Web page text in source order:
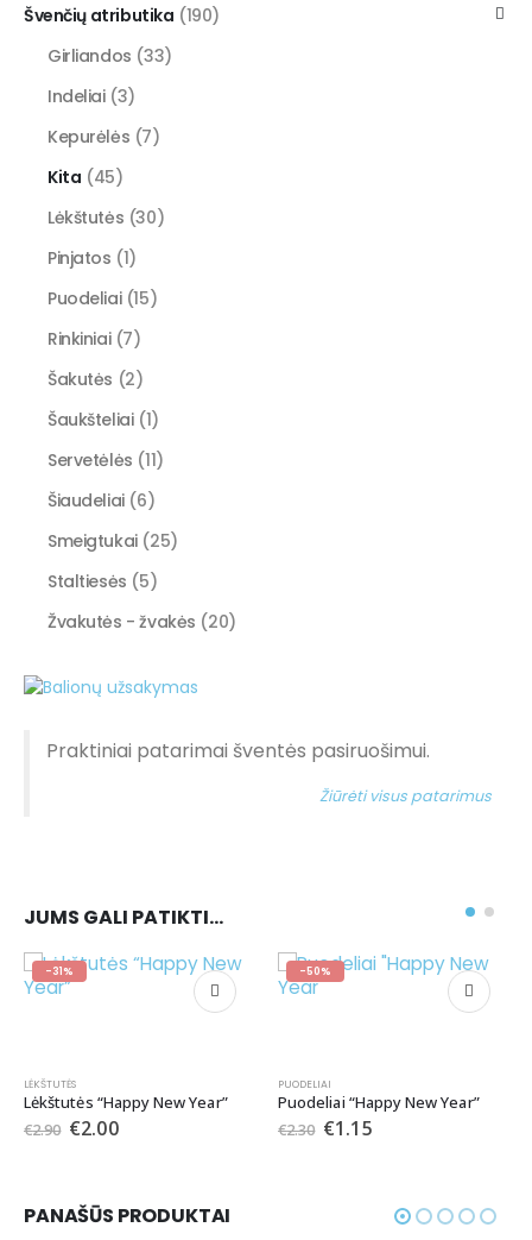
Švenčių atributika (190)
Girliandos (33)
Indeliai (3)
Kepurėlės (7)
Kita (45)
Lėkštutės (30)
Pinjatos (1)
Puodeliai (15)
Rinkiniai (7)
Šakutės (2)
Šaukšteliai (1)
Servetėlės (11)
Šiaudeliai (6)
Smeigtukai (25)
Staltiesės (5)
Žvakutės - žvakės (20)
Praktiniai patarimai šventės pasiruošimui.
Žiūrėti visus patarimus
JUMS GALI PATIKTI…
-50%
PUODELIAI
Puodeliai “Happy New Year”
€2.30 €1.15
-50%
GIRLIANDOS, ŠVENČIŲ ATRIBUTIKA
Girlianda BALTOS SNAIGĖS